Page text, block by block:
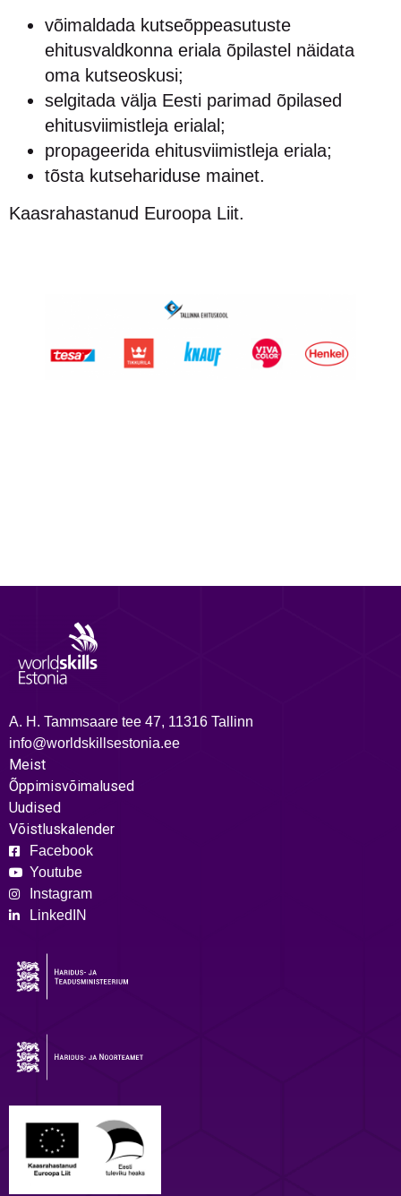
võimaldada kutseõppeasutuste
ehitusvaldkonna eriala õpilastel näidata
oma kutseoskusi;
selgitada välja Eesti parimad õpilased
ehitusviimistleja erialal;
propageerida ehitusviimistleja eriala;
tõsta kutsehariduse mainet.
Kaasrahastanud Euroopa Liit.
A. H. Tammsaare tee 47, 11316 Tallinn
info@worldskillsestonia.ee
Meist
Õppimisvõimalused
Uudised
Võistluskalender
Facebook
Youtube
Instagram
LinkedIN